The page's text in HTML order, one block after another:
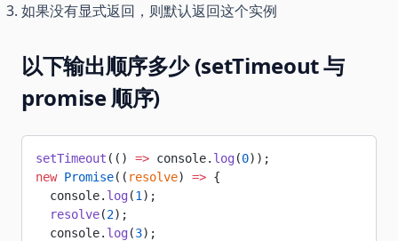
如果没有显式返回，则默认返回这个实例
以下输出顺序多少 (setTimeout 与
promise 顺序)
setTimeout (() => console. log(0));
new Promise(( resolve) => {
  console.
log(1 );
  resolve
(2);
  console.
log(3);